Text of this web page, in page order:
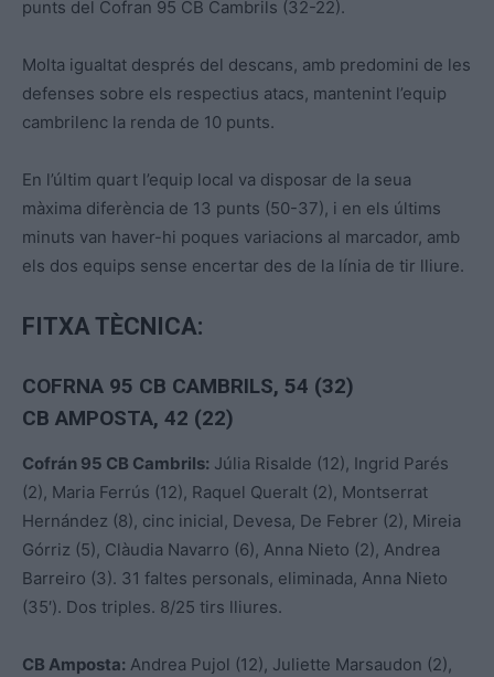
punts del Cofran 95 CB Cambrils (32-22).
Molta igualtat després del descans, amb predomini de les
defenses sobre els respectius atacs, mantenint l’equip
cambrilenc la renda de 10 punts.
En l’últim quart l’equip local va disposar de la seua
màxima diferència de 13 punts (50-37), i en els últims
minuts van haver-hi poques variacions al marcador, amb
els dos equips sense encertar des de la línia de tir lliure.
FITXA TÈCNICA:
COFRNA 95 CB CAMBRILS, 54 (32)
CB AMPOSTA, 42 (22)
Cofrán 95 CB Cambrils: Júlia Risalde (12), Ingrid Parés
(2), Maria Ferrús (12), Raquel Queralt (2), Montserrat
Hernández (8), cinc inicial, Devesa, De Febrer (2), Mireia
Górriz (5), Clàudia Navarro (6), Anna Nieto (2), Andrea
Barreiro (3). 31 faltes personals, eliminada, Anna Nieto
(35′). Dos triples. 8/25 tirs lliures.
CB Amposta: Andrea Pujol (12), Juliette Marsaudon (2),